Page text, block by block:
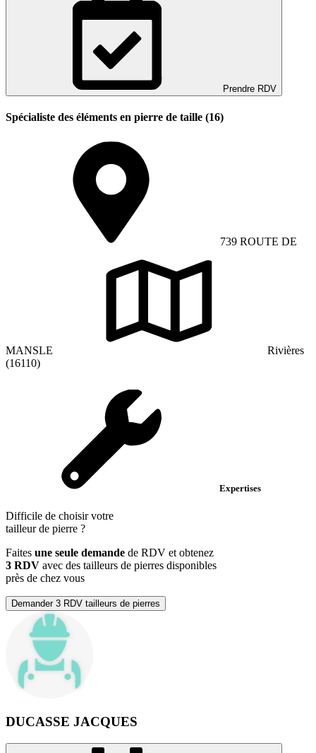
Prendre RDV
Spécialiste des éléments en pierre de taille (16)
739 ROUTE DE
MANSLE
Rivières
(16110)
Expertises
Difficile de choisir votre
tailleur de pierre ?
Faites une seule demande de RDV et obtenez
3 RDV avec des tailleurs de pierres disponibles
près de chez vous
Demander 3 RDV tailleurs de pierres
DUCASSE JACQUES